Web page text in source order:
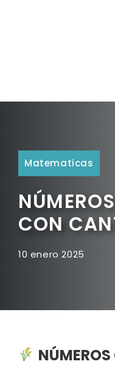
Matematicas
CON
10 enero 2025